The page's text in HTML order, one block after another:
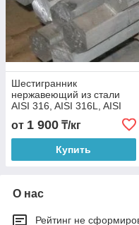
Шестигранник
нержавеющий из стали
AISI 316, AISI 316L, AISI
от 1 900 ₸/кг
Купить
О нас
Рейтинг не